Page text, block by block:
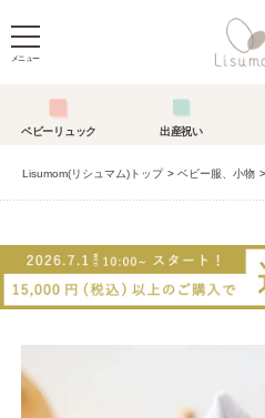
メニュー
ベビーリュック 出産祝い
Lisumom(リシュマム)トップ ベビー服、小物